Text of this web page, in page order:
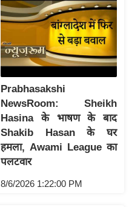
Prabhasakshi
NewsRoom: Sheikh
Hasina के भाषण के बाद
Shakib Hasan के घर
हमला, Awami League का
पलटवार
8/6/2026 1:22:00 PM